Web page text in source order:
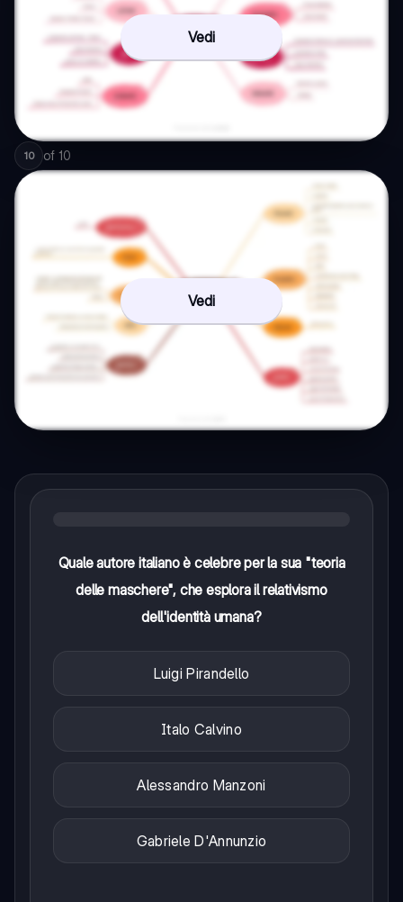
Vedi
10 of 10
Vedi
Quale autore italiano è celebre per la sua "teoria
delle maschere", che esplora il relativismo
dell'identità umana?
Luigi Pirandello
Italo Calvino
Alessandro Manzoni
Gabriele D'Annunzio